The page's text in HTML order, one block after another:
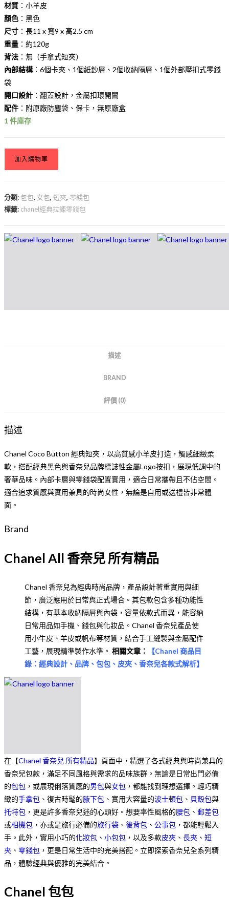
材質 ：小羊皮
顏色 ：黑色
尺寸 ：長11 x 寬9 x 高2.5 cm
重量 ：約120g
背法 ：無（手拿式短夾）
內部結構：6個卡夾、1個紙鈔層、2個收納隔層、1個外部壓扣式零錢
袋
開口設計 ：翻蓋設計，金屬扣環開闔
配件 ：附原廠防塵袋、保卡，無原廠盒
1 件庫存
加入購物車
分類:包包, 女包, 短夾, 零錢包
標籤: chanel經典拉錬零錢包
描述
BRAND
評價 (0)
描述
Chanel Coco Button 經典短夾，以高質感小羊皮打造，觸感細緻柔
軟，搭配經典黑色與香奈兒品牌標誌性金屬Logo按扣，展現低調中的
奢華品味。內部卡層與零錢袋配置實用，適合日常攜帶且不佔空間。
適合追求質感與實用兼具的時尚女性，無論是自用或送禮皆非常體
面。
Brand
Chanel All 香奈兒 所有精品
Chanel 香奈兒為經典時尚品牌，產品設計著重實用與細
節，廣泛應用於日常與正式場合。其包款包含多種功能性
結構，有基本收納隔層與內袋，容量依款式而異，能容納
日常用品如手機、錢包與化妝品。Chanel 香奈兒產品使
用小牛皮、羊皮或帆布等材質，結合手工縫製與金屬配件
工藝，展現精準製作水準。 相關文章： 【Chanel 商品目
錄：經典設計、品牌、包包、皮夾、香奈兒各款式解析】
在【Chanel 香奈兒 所有精品】頁面中，精選了各式經典與時尚兼具的
香奈兒包款，滿足不同風格與需求的品味族群。無論是日常出門必備
的包包 ，或展現俐落質感的男包與女包 ，都能找到理想選擇。輕巧精
緻的手拿包 、復古時髦的腋下包 、實用大容量的波士頓包 、 貝殼包與
托特包 ，更是許多香奈兒迷的心頭好。想要率性風格的腰包 、 郵差包
或相機包 ，亦或是旅行必備的旅行袋 、 後背包 、 公事包 ，都能輕鬆入
手。此外，實用小巧的化妝包 、 小包包 ，以及多款皮夾 、 長夾 、 短
夾 、 零錢包 ，更是日常生活中的完美搭配。立即探索香奈兒全系列精
品，體驗經典與優雅的完美結合。
Chanel 包包